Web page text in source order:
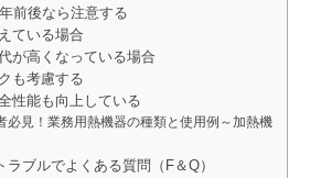
前後なら注意する
ている場合
が高くなっている場合
も考慮する
性能も向上している
必見！業務用熱機器の種類と使用例～加熱機
ブルでよくある質問（F＆Q）